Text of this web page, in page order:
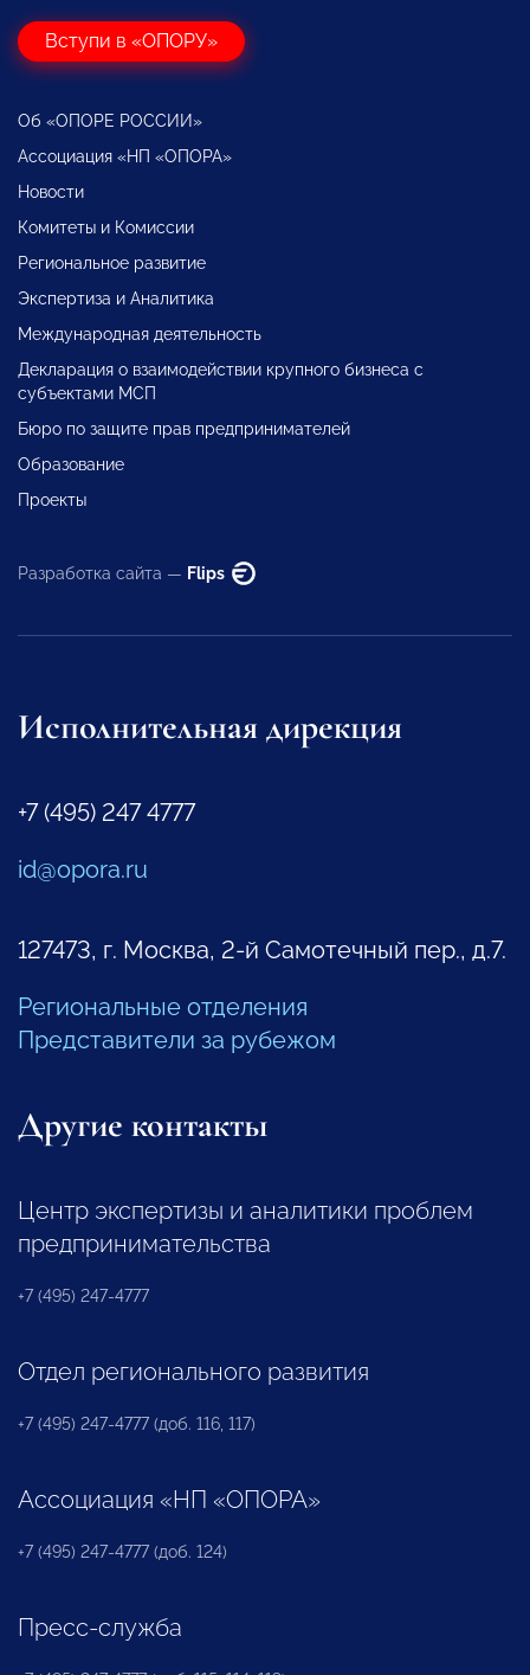
Вступи в «ОПОРУ»
Об «ОПОРЕ РОССИИ»
Ассоциация «НП «ОПОРА»
Новости
Комитеты и Комиссии
Региональное развитие
Экспертиза и Аналитика
Международная деятельность
Декларация о взаимодействии крупного бизнеса с
субъектами МСП
Бюро по защите прав предпринимателей
Образование
Проекты
Разработка сайта — Flips
Исполнительная дирекция
+7 (495) 247 4777
id@opora.ru
127473, г. Москва, 2-й Самотечный пер., д.7.
Региональные отделения
Представители за рубежом
Другие контакты
Центр экспертизы и аналитики проблем
предпринимательства
+7 (495) 247-4777
Отдел регионального развития
+7 (495) 247-4777 (доб. 116, 117)
Ассоциация «НП «ОПОРА»
+7 (495) 247-4777 (доб. 124)
Пресс-служба